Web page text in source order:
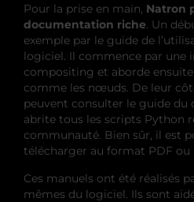
Pour la prise en main, Natron
documentation riche. Un
exemple par le guide de
logiciel. Il commence par une
compositing et aborde
comme les nœuds. De leur
peuvent consulter le guide du
abrite tous les scripts Python
communauté. Bien sûr, il est
télécharger au format PDF ou
Ces manuels ont été réalisés
mêmes du logiciel. Ils sont